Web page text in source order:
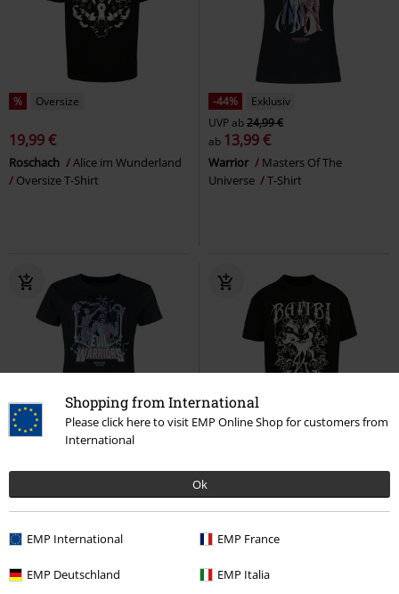
Shopping from International
Please click here to visit EMP Online Shop for customers from
International
Ok
EMP International EMP France
EMP Deutschland EMP Italia
% Oversize
19,99 €
Roschach
Alice im Wunderland
Oversize T-Shirt
-44%
Exklusiv
UVPab24,99 €
ab 13,99 €
Warrior
Masters Of The
Universe
T-Shirt
-40%
Exklusiv
Evil Warriors
Masters Of The
Roschach Bambi
Oversize T-